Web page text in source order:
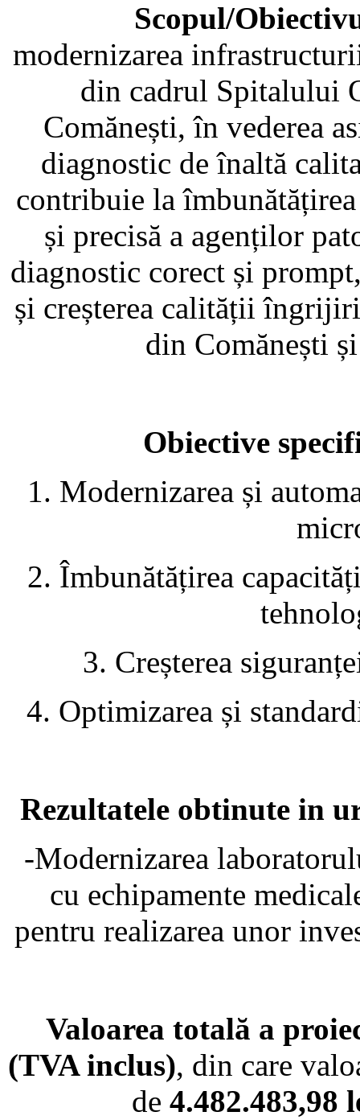
Scopul/
modernizarea
din cadrul Spitalului
Comănești, în vederea
diagnostic de înaltă
contribuie la
și precisă a agenților
diagnostic corect și
și creșterea calității
din Comănești
Obiective
1. Modernizarea și
2. Îmbunătățirea
3. Creșterea
4. Optimizarea și
Rezultatele obtinute in
-Modernizarea
cu echipamente
pentru realizarea unor
Valoarea totală a
(TVA inclus), din care
de 4.482.483,98